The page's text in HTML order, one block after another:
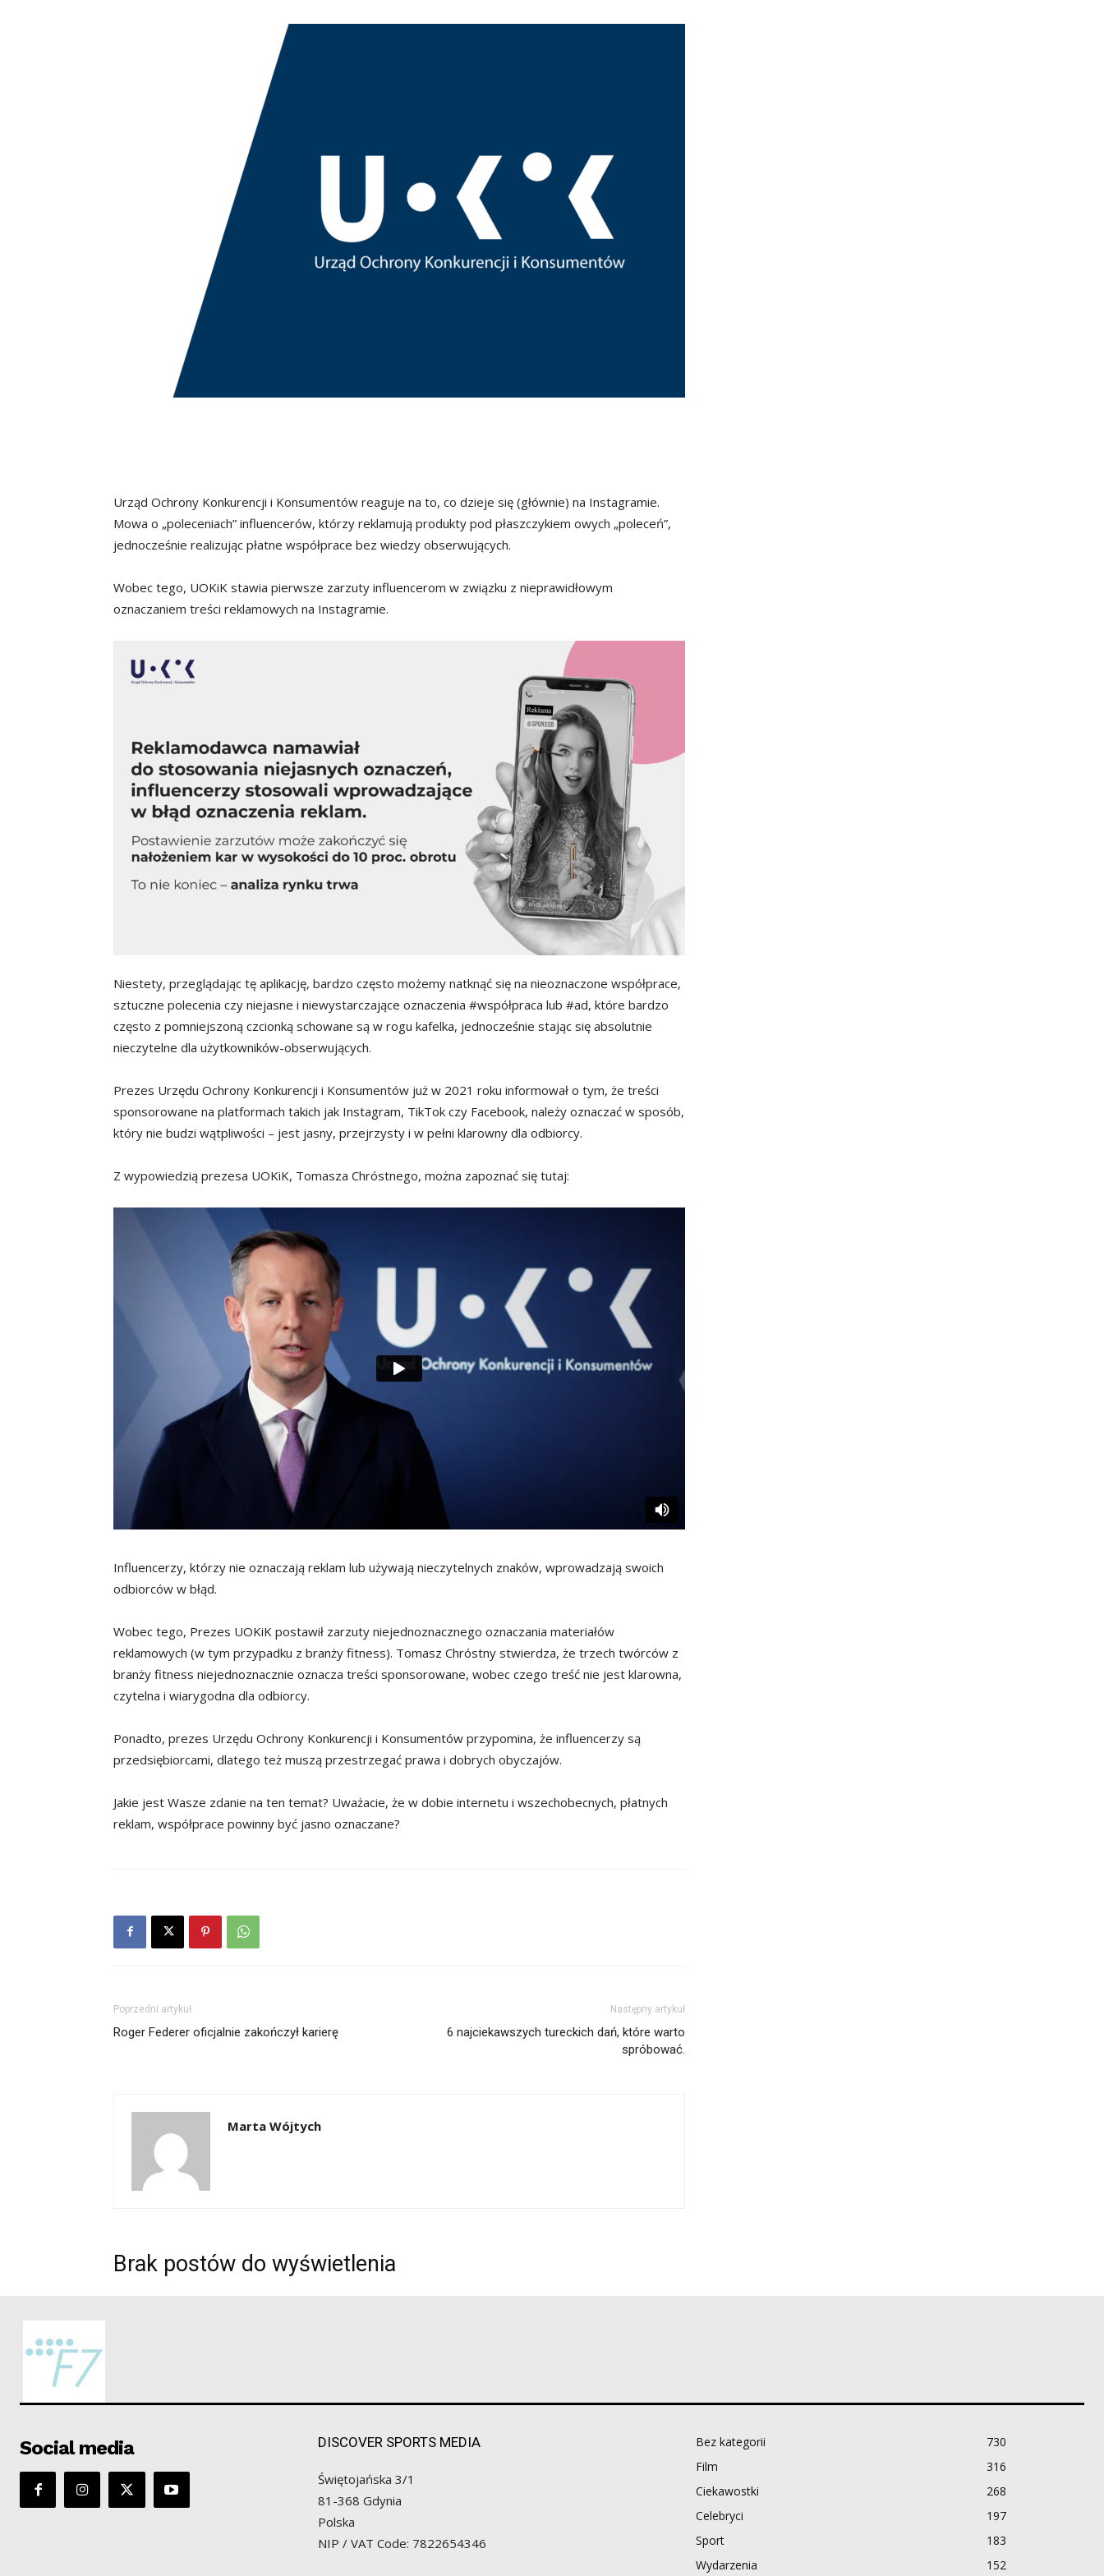
Urząd Ochrony Konkurencji i Konsumentów reaguje na to, co dzieje się (głównie) na Instagramie.
Mowa o „poleceniach” influencerów, którzy reklamują produkty pod płaszczykiem owych „poleceń”,
jednocześnie realizując płatne współprace bez wiedzy obserwujących.
Wobec tego, UOKiK stawia pierwsze zarzuty influencerom w związku z nieprawidłowym
oznaczaniem treści reklamowych na Instagramie.
Niestety, przeglądając tę aplikację, bardzo często możemy natknąć się na nieoznaczone współprace,
sztuczne polecenia czy niejasne i niewystarczające oznaczenia #współpraca lub #ad, które bardzo
często z pomniejszoną czcionką schowane są w rogu kafelka, jednocześnie stając się absolutnie
nieczytelne dla użytkowników-obserwujących.
Prezes Urzędu Ochrony Konkurencji i Konsumentów już w 2021 roku informował o tym, że treści
sponsorowane na platformach takich jak Instagram, TikTok czy Facebook, należy oznaczać w sposób,
który nie budzi wątpliwości – jest jasny, przejrzysty i w pełni klarowny dla odbiorcy.
Z wypowiedzią prezesa UOKiK, Tomasza Chróstnego, można zapoznać się tutaj:
Influencerzy, którzy nie oznaczają reklam lub używają nieczytelnych znaków, wprowadzają swoich
odbiorców w błąd.
Wobec tego, Prezes UOKiK postawił zarzuty niejednoznacznego oznaczania materiałów
reklamowych (w tym przypadku z branży fitness). Tomasz Chróstny stwierdza, że trzech twórców z
branży fitness niejednoznacznie oznacza treści sponsorowane, wobec czego treść nie jest klarowna,
czytelna i wiarygodna dla odbiorcy.
Ponadto, prezes Urzędu Ochrony Konkurencji i Konsumentów przypomina, że influencerzy są
przedsiębiorcami, dlatego też muszą przestrzegać prawa i dobrych obyczajów.
Jakie jest Wasze zdanie na ten temat? Uważacie, że w dobie internetu i wszechobecnych, płatnych
reklam, współprace powinny być jasno oznaczane?
Poprzedni artykuł
Roger Federer oficjalnie zakończył karierę
Następny artykuł
6 najciekawszych tureckich dań, które warto
spróbować.
Marta Wójtych
Brak postów do wyświetlenia
Social media DISCOVER SPORTS MEDIA
Świętojańska 3/1
81-368 Gdynia
Polska
NIP / VAT Code: 7822654346
Bez kategorii
730
Film
316
Ciekawostki
268
Celebryci
197
Sport
183
Wydarzenia
152